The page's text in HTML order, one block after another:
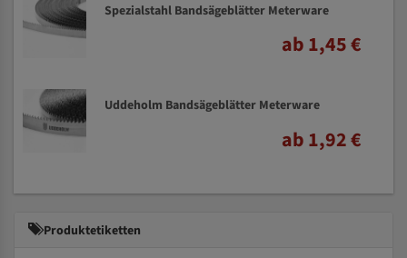
Spezialstahl Bandsägeblätter Meterware
ab 1,45 €
Uddeholm Bandsägeblätter Meterware
ab 1,92 €
Produktetiketten